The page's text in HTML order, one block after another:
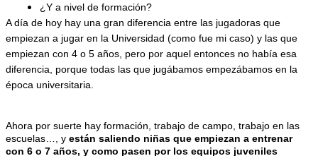
¿Y a nivel de formación?
A día de hoy hay una gran diferencia entre las jugadoras que
empiezan a jugar en la Universidad (como fue mi caso) y las que
empiezan con 4 o 5 años, pero por aquel entonces no había esa
diferencia, porque todas las que jugábamos empezábamos en la
época universitaria.
Ahora por suerte hay formación, trabajo de campo, trabajo en las
escuelas…, y están saliendo niñas que empiezan a entrenar
con 6 o 7 años, y como pasen por los equipos juveniles